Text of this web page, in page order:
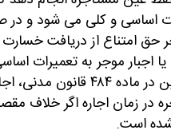
اساسی و کلی می شود و در
حق امتناع از دریافت
یا اجبار موجر به تعمیرات
همچنین در ماده ۴۸۴
در زمان اجاره اگر خلاف
است.